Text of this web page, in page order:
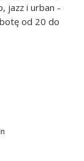
jazz i urban -
od 20 do